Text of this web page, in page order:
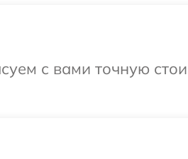
с вами точную